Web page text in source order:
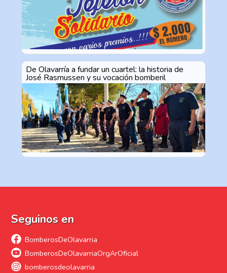
De Olavarría a fundar un cuartel: la historia de
José Rasmussen y su vocación bomberil
Seguinos en
BomberosDeOlavarria
BomberosDeOlavarriaOrgArOficial
bomberosdeolavarria